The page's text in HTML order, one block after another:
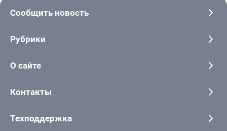
Сообщить новость
Рубрики
О сайте
Контакты
Техподдержка